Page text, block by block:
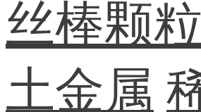
丝棒颗粒
土金属